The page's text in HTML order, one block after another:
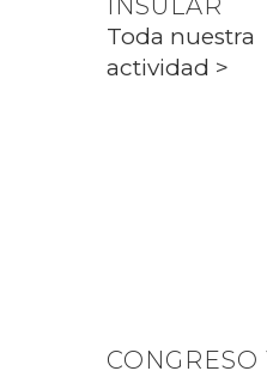
INSULAR
Toda nuestra
actividad >